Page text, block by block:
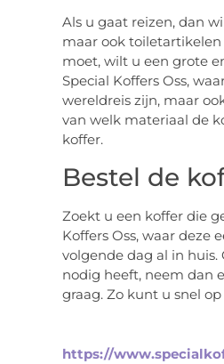
Als u gaat reizen, dan
maar ook
moet, wilt u een grote
Special Koffers Oss,
wereldreis zijn, maar
van welk materiaal de
koffer.
Bestel de
Zoekt u een koffer die
Koffers Oss, waar deze
volgende dag al in
nodig heeft, neem dan
graag. Zo kunt u snel op
https://